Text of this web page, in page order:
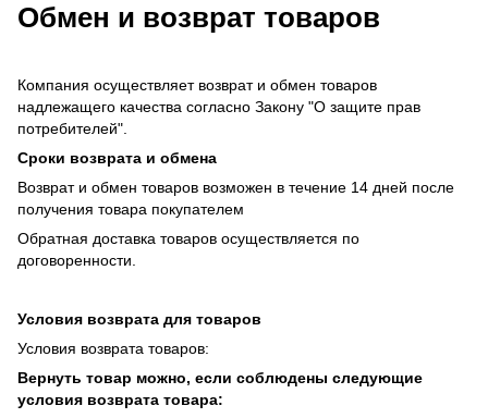
Обмен и возврат товаров
Компания осуществляет возврат и обмен товаров
надлежащего качества согласно Закону "О защите прав
потребителей".
Сроки возврата и обмена
Возврат и обмен товаров возможен в течение 14 дней после
получения товара покупателем
Обратная доставка товаров осуществляется по
договоренности.
Условия возврата для товаров
Условия возврата товаров:
Вернуть товар можно, если соблюдены следующие
условия возврата товара: